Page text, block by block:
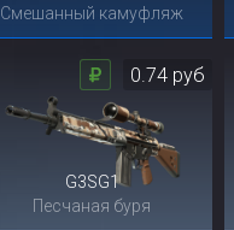
Смешанный камуфляж
G3SG1
Песчаная буря
0.74 руб